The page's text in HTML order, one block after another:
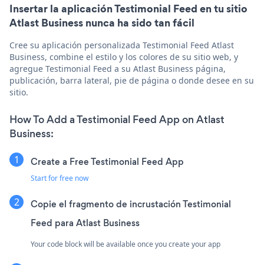
Insertar la aplicación Testimonial Feed en tu sitio
Atlast Business nunca ha sido tan fácil
Cree su aplicación personalizada Testimonial Feed Atlast
Business, combine el estilo y los colores de su sitio web, y
agregue Testimonial Feed a su Atlast Business página,
publicación, barra lateral, pie de página o donde desee en su
sitio.
How To Add a Testimonial Feed App on Atlast
Business:
Create a Free Testimonial Feed App
Start for free now
Copie el fragmento de incrustación Testimonial
Feed para Atlast Business
Your code block will be available once you create your app